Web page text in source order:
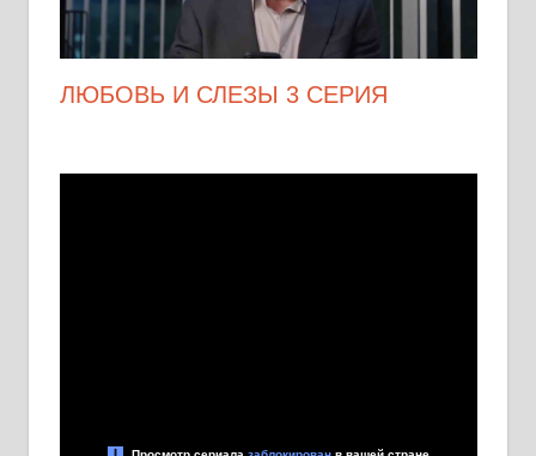
ЛЮБОВЬ И СЛЕЗЫ 3 СЕРИЯ